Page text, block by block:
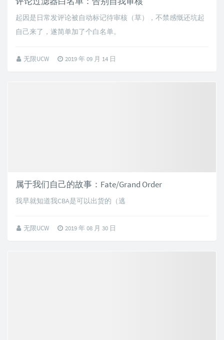
起因是日常发评论被自动标记待审核（草），不禁感慨还坑起
自己来了，遂简单加了个白名单。
无限UCW 2019 年 09 月 14 日
属于我们自己的故事：Fate/Grand Order
我早就知道我CBA是可以出货的（逃
无限UCW 2019 年 08 月 30 日